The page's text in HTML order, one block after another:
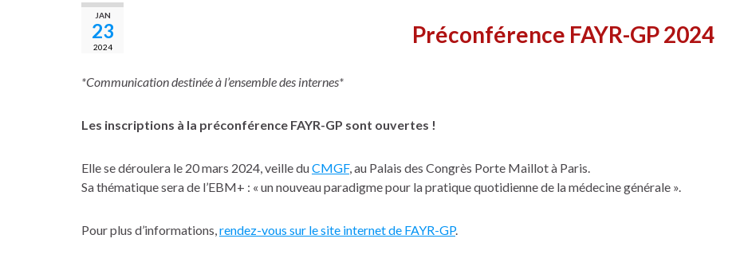
JAN
23
2024 Préconférence FAYR-GP 2024
*Communication destinée à l’ensemble des internes*
Les inscriptions à la préconférence FAYR-GP sont ouvertes !
Elle se déroulera le 20 mars 2024, veille duCMGF, au Palais des Congrès Porte Maillot à Paris.
Sa thématique sera de l’EBM+ : « un nouveau paradigme pour la pratique quotidienne de la médecine générale ».
Pour plus d’informations,rendez-vous sur le site internet de FAYR-GP.